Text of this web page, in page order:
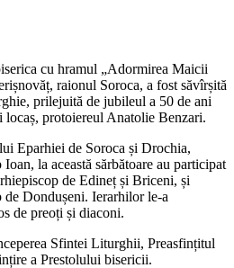
cu hramul „Adormirea Maicii
raionul Soroca, a fost săvîrșită
prilejuită de jubileul a 50 de ani
protoiereul Anatolie Benzari.
Eparhiei de Soroca și Drochia,
la această sărbătoare au participat
de Edineț și Briceni, și
Dondușeni. Ierarhilor le-a
de preoți și diaconi.
Sfintei Liturghii, Preasfințitul
a Prestolului bisericii.